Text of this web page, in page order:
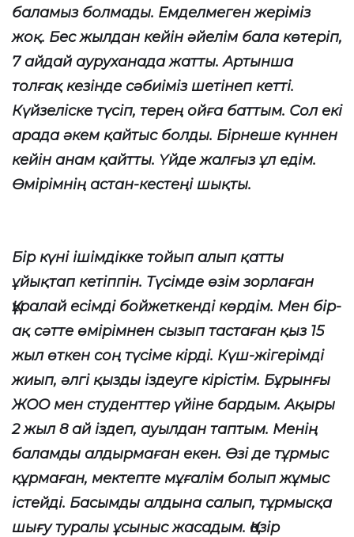
баламыз болмады. Емделмеген жеріміз
жоқ. Бес жылдан кейін әйелім бала көтеріп,
7 айдай ауруханада жатты. Артынша
толғақ кезінде сәбиіміз шетінеп кетті.
Күйзеліске түсіп, терең ойға баттым. Сол екі
арада әкем қайтыс болды. Бірнеше күннен
кейін анам қайтты. Үйде жалғыз ұл едім.
Өмірімнің астан-кестеңі шықты.
Бір күні ішімдікке тойып алып қатты
ұйықтап кетіппін. Түсімде өзім зорлаған
Құралай есімді бойжеткенді көрдім. Мен бір-
ақ сәтте өмірімнен сызып тастаған қыз 15
жыл өткен соң түсіме кірді. Күш-жігерімді
жиып, әлгі қызды іздеуге кірістім. Бұрынғы
ЖОО мен студенттер үйіне бардым. Ақыры
2 жыл 8 ай іздеп, ауылдан таптым. Менің
баламды алдырмаған екен. Өзі де тұрмыс
құрмаған, мектепте мұғалім болып жұмыс
істейді. Басымды алдына салып, тұрмысқа
шығу туралы ұсыныс жасадым. Қазір